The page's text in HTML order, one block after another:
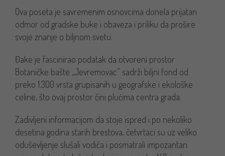
Ova poseta je savremenim osnovcima donela prijatan
odmor od gradske buke i obaveza i priliku da prošire
svoje znanje o biljnom svetu.
Đake je fascinirao podatak da otvoreni prostor
Botaničke bašte „Jevremovac” sadrži biljni fond od
preko 1.300 vrsta grupisanih u geografske i ekološke
celine, što ovaj prostor čini plućima centra grada.
Zadivljeni informacijom da stoje ispred i po nekoliko
desetina godina starih brestova, četvrtaci su uz veliko
oduševljenje slušali vodiča i posmatrali impozantan